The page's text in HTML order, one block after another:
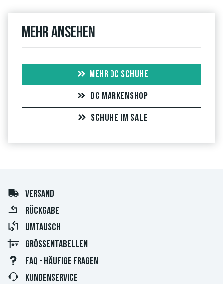
Mehr ansehen
MEHR DC SCHUHE
DC MARKENSHOP
SCHUHE IM SALE
VERSAND
RÜCKGABE
UMTAUSCH
GRÖSSENTABELLEN
FAQ - HÄUFIGE FRAGEN
KUNDENSERVICE